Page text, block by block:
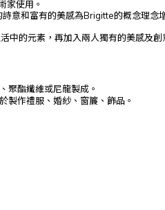
家使用。
意和富有的美感為Brigitte的概念理念
中的元素，再加入兩人獨有的美感及
聚酯纖維或尼龍製成。
製作禮服、婚紗、窗簾、飾品。